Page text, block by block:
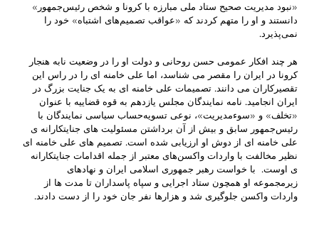
«نبود مدیریت صحیح ستاد ملی مبارزه با کرونا و شخص رئیس‌جمهور»
دانستند و او را متهم کردند که «عواقب تصمیم‌های اشتباه» خود را
نمی‌پذیرد.
هر چند افکار عمومی حسن روحانی و دولت او را در وضعیت نابه هنجار
کرونا در ایران را مقصر می شناسد، اما علی خامنه ای را در راس این
تقصیرکاران می دانند. تصمیمات علی خامنه ای به یک جنایت بزرگ در
ایران انجامید. نامه نمایندگان مجلس یازدهم به قوه قضاییه با عنوان
«تخلف» و «سوءمدیریت»، نوعی تسویه‌حساب سیاسی نمایندگان با
رئیس‌جمهور سابق و بیش از آن برداشتن مسئولیت های جنایتکارانه ی
علی خامنه ای از دوش او ارزیابی شده است. تصمیم های علی خامنه ای
نظیر مخالفت با واردات واکسن‌های معتبر از جمله اقدامات جنایتکارانه
ی اوست. با خواست رهبر جمهوری اسلامی ایران و نهادهای
زیرمجموعه او همچون ستاد اجرایی و سپاه پاسداران تا مدت ها از
واردات واکسن جلوگیری شد و هزارها نفر جان خود را از دست دادند.